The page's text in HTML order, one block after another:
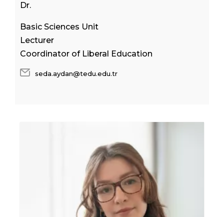
Dr.
Basic Sciences Unit
Lecturer
Coordinator of Liberal Education
seda.aydan@tedu.edu.tr